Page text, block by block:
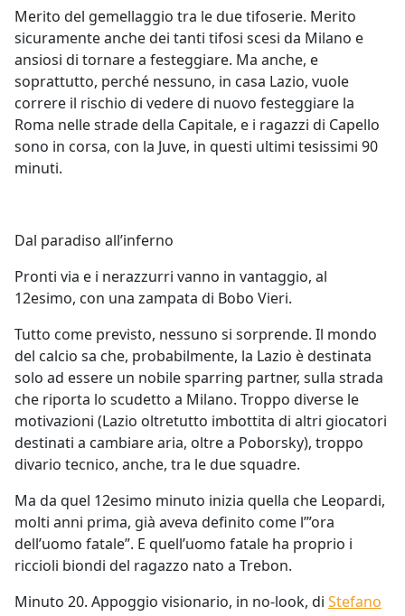
Merito del gemellaggio tra le due tifoserie. Merito
sicuramente anche dei tanti tifosi scesi da Milano e
ansiosi di tornare a festeggiare. Ma anche, e
soprattutto, perché nessuno, in casa Lazio, vuole
correre il rischio di vedere di nuovo festeggiare la
Roma nelle strade della Capitale, e i ragazzi di Capello
sono in corsa, con la Juve, in questi ultimi tesissimi 90
minuti.
Dal paradiso all’inferno
Pronti via e i nerazzurri vanno in vantaggio, al
12esimo, con una zampata di Bobo Vieri.
Tutto come previsto, nessuno si sorprende. Il mondo
del calcio sa che, probabilmente, la Lazio è destinata
solo ad essere un nobile sparring partner, sulla strada
che riporta lo scudetto a Milano. Troppo diverse le
motivazioni (Lazio oltretutto imbottita di altri giocatori
destinati a cambiare aria, oltre a Poborsky), troppo
divario tecnico, anche, tra le due squadre.
Ma da quel 12esimo minuto inizia quella che Leopardi,
molti anni prima, già aveva definito come l’”ora
dell’uomo fatale”. E quell’uomo fatale ha proprio i
riccioli biondi del ragazzo nato a Trebon.
Minuto 20. Appoggio visionario, in no-look, di Stefano